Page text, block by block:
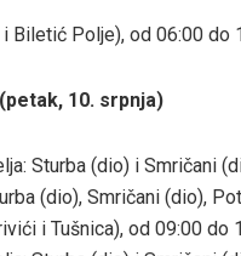
Biletić Polje), od 06:00 do
10. srpnja)
Sturba (dio) i Smričani
(dio), Smričani (dio),
i Tušnica), od 09:00 do